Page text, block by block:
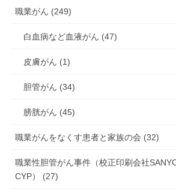
職業がん (249)
白血病など血液がん (47)
皮膚がん (1)
胆管がん (34)
膀胱がん (45)
職業がんをなくす患者と家族の会 (32)
職業性胆管がん事件（校正印刷会社
CYP） (27)